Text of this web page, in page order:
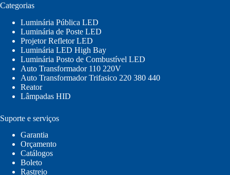
Categorias
Luminária Pública LED
Luminária de Poste LED
Projetor Refletor LED
Luminária LED High Bay
Luminária Posto de Combustível LED
Auto Transformador 110 220V
Auto Transformador Trifasico 220 380 440
Reator
Lâmpadas HID
Suporte e serviços
Garantia
Orçamento
Catálogos
Boleto
Rastreio